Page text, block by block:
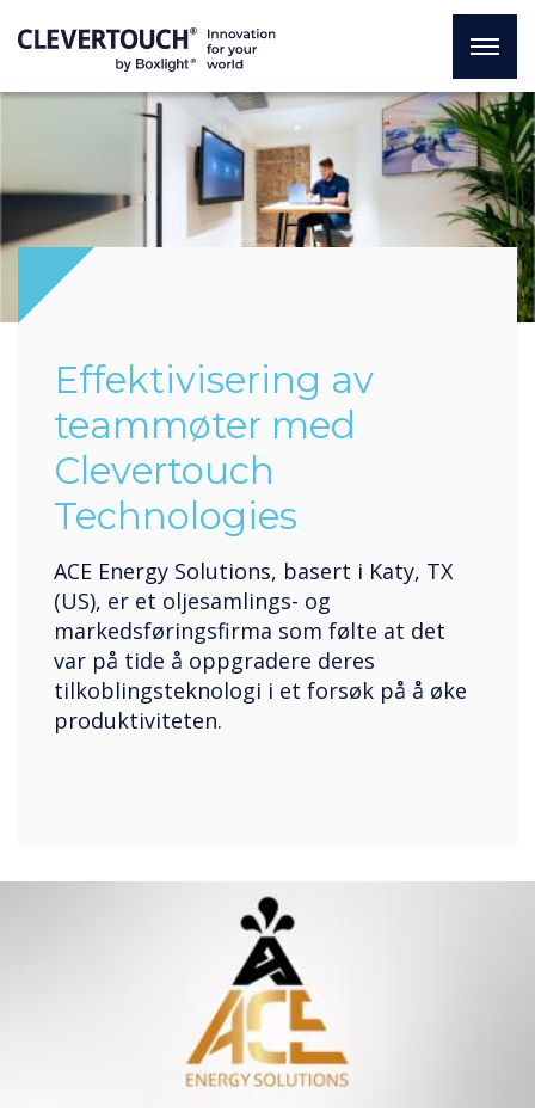
Effektivisering av
teammøter med
Clevertouch
Technologies
ACE Energy Solutions, basert i Katy, TX
(US), er et oljesamlings- og
markedsføringsfirma som følte at det
var på tide å oppgradere deres
tilkoblingsteknologi i et forsøk på å øke
produktiviteten.